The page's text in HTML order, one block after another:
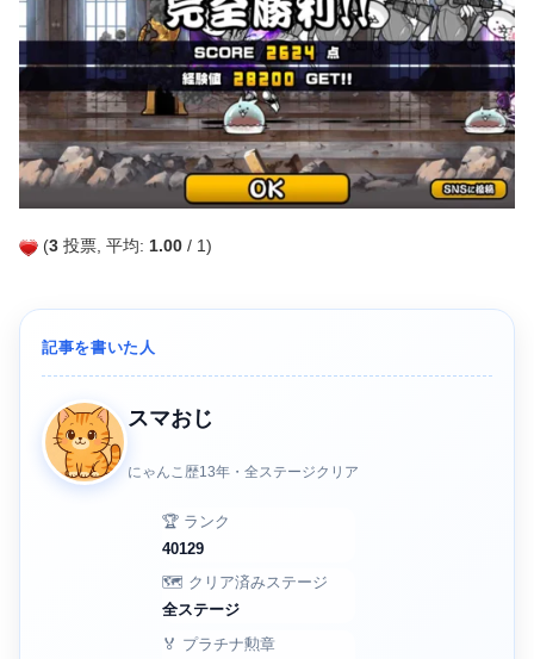
(3 投票, 平均: 1.00 / 1)
記事を書いた人
スマおじ
にゃんこ歴13年・全ステージクリア
🏆 ランク
40129
🗺️ クリア済みステージ
全ステージ
🏅 プラチナ勲章